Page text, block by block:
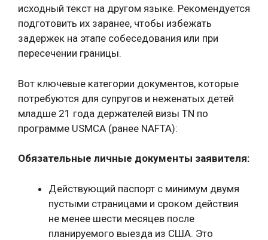
исходный текст на другом языке. Рекомендуется
подготовить их заранее, чтобы избежать
задержек на этапе собеседования или при
пересечении границы.
Вот ключевые категории документов, которые
потребуются для супругов и неженатых детей
младше 21 года держателей визы TN по
программе USMCA (ранее NAFTA):
Обязательные личные документы заявителя:
Действующий паспорт с минимум двумя
пустыми страницами и сроком действия
не менее шести месяцев после
планируемого выезда из США. Это